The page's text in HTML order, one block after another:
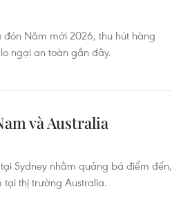
Năm mới 2026, thu hút hàng
ngại an toàn gần đây.
và Australia
Sydney nhằm quảng bá điểm đến,
tại thị trường Australia.